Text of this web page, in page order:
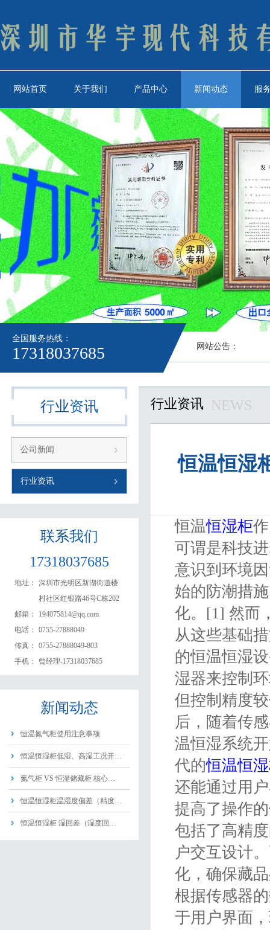
网站首页 关于我们 产品中心 新闻动态 服
全国服务热线：
17318037685 网站公告：
行业资讯
公司新闻
行业资讯
联系我们
17318037685
地址：
深圳市光明区新湖街道楼
村社区红银路46号C栋202
邮箱：
194075814@qq.com
电话：
0755-27888049
传真：
0755-27888049-803
手机：
曾经理-17318037685
新闻动态
恒温氮气柜使用注意事项
恒温恒湿柜低湿、高湿工况开…
氮气柜 VS 恒湿储藏柜 核心…
恒温恒湿柜温湿度偏差（精度…
恒温恒湿柜 湿回差（湿度回…
行业资讯 NEWS
恒温恒湿
恒温恒湿柜
可谓是科技
意识到环境
始的防潮措
化。[1] 然而
从这些基础
的恒温恒湿
湿器来控制
但控制精度
后，随着传
温恒湿系统
代的恒温恒
还能通过用
提高了操作
包括了高精
户交互设计
化，确保藏
根据传感器
于用户界面